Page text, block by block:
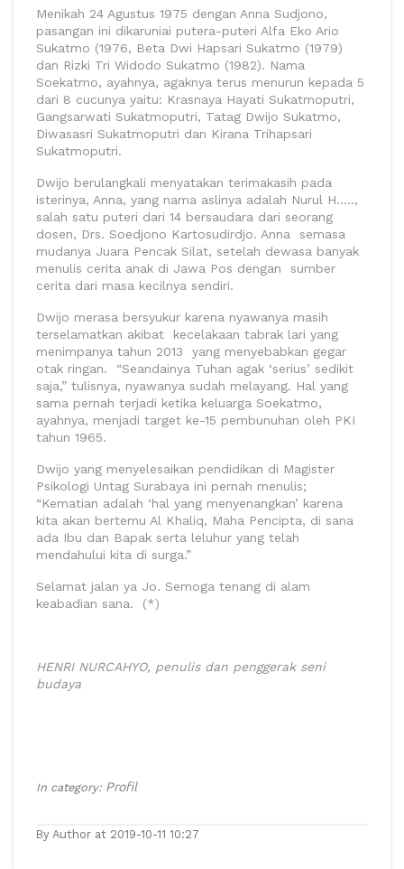
Menikah 24 Agustus 1975 dengan Anna Sudjono,
pasangan ini dikaruniai putera-puteri Alfa Eko Ario
Sukatmo (1976, Beta Dwi Hapsari Sukatmo (1979)
dan Rizki Tri Widodo Sukatmo (1982). Nama
Soekatmo, ayahnya, agaknya terus menurun kepada 5
dari 8 cucunya yaitu: Krasnaya Hayati Sukatmoputri,
Gangsarwati Sukatmoputri, Tatag Dwijo Sukatmo,
Diwasasri Sukatmoputri dan Kirana Trihapsari
Sukatmoputri.
Dwijo berulangkali menyatakan terimakasih pada
isterinya, Anna, yang nama aslinya adalah Nurul H…..,
salah satu puteri dari 14 bersaudara dari seorang
dosen, Drs. Soedjono Kartosudirdjo. Anna semasa
mudanya Juara Pencak Silat, setelah dewasa banyak
menulis cerita anak di Jawa Pos dengan sumber
cerita dari masa kecilnya sendiri.
Dwijo merasa bersyukur karena nyawanya masih
terselamatkan akibat kecelakaan tabrak lari yang
menimpanya tahun 2013 yang menyebabkan gegar
otak ringan. “Seandainya Tuhan agak ‘serius’ sedikit
saja,” tulisnya, nyawanya sudah melayang. Hal yang
sama pernah terjadi ketika keluarga Soekatmo,
ayahnya, menjadi target ke-15 pembunuhan oleh PKI
tahun 1965.
Dwijo yang menyelesaikan pendidikan di Magister
Psikologi Untag Surabaya ini pernah menulis;
“Kematian adalah ‘hal yang menyenangkan’ karena
kita akan bertemu Al Khaliq, Maha Pencipta, di sana
ada Ibu dan Bapak serta leluhur yang telah
mendahului kita di surga.”
Selamat jalan ya Jo. Semoga tenang di alam
keabadian sana. (*)
HENRI NURCAHYO, penulis dan penggerak seni
budaya
In category: Profil
By Author at 2019-10-11 10:27